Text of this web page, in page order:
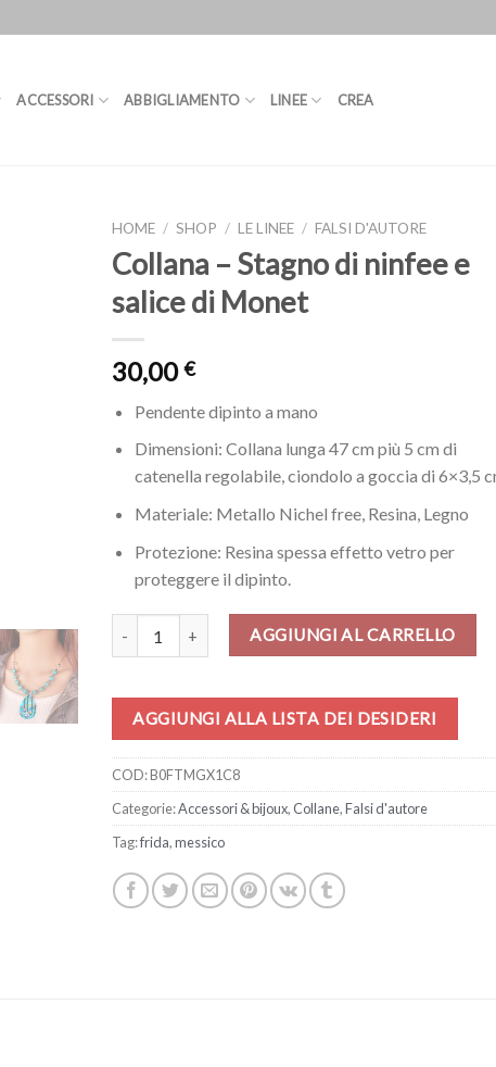
ACCESSORI ABBIGLIAMENTO LINEE CREA
HOME / SHOP / LE LINEE / FALSI D'AUTORE
Collana – Stagno di ninfee e
salice di Monet
30,00€
Pendente dipinto a mano
Dimensioni: Collana lunga 47 cm più 5 cm di
catenella regolabile, ciondolo a goccia di 6×3,5
Materiale: Metallo Nichel free, Resina, Legno
Protezione: Resina spessa effetto vetro per
proteggere il dipinto.
Collana – Stagno di ninfee e salice di Monet quantità
AGGIUNGI AL CARRELLO
AGGIUNGI ALLA LISTA DEI DESIDERI
COD:B0FTMGX1C8
Categorie:Accessori & bijoux, Collane,Falsi d'autore
Tag:frida,messico